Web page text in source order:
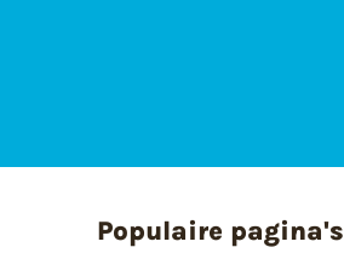
Populaire pagina's